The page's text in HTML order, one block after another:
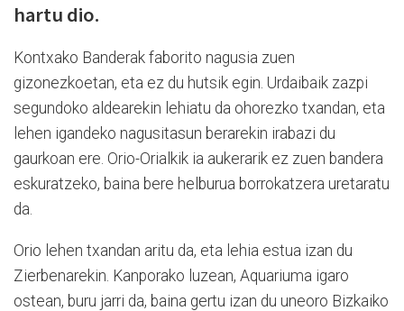
hartu dio.
Kontxako Banderak faborito nagusia zuen
gizonezkoetan, eta ez du hutsik egin. Urdaibaik zazpi
segundoko aldearekin lehiatu da ohorezko txandan, eta
lehen igandeko nagusitasun berarekin irabazi du
gaurkoan ere. Orio-Orialkik ia aukerarik ez zuen bandera
eskuratzeko, baina bere helburua borrokatzera uretaratu
da.
Orio lehen txandan aritu da, eta lehia estua izan du
Zierbenarekin. Kanporako luzean, Aquariuma igaro
ostean, buru jarri da, baina gertu izan du uneoro Bizkaiko